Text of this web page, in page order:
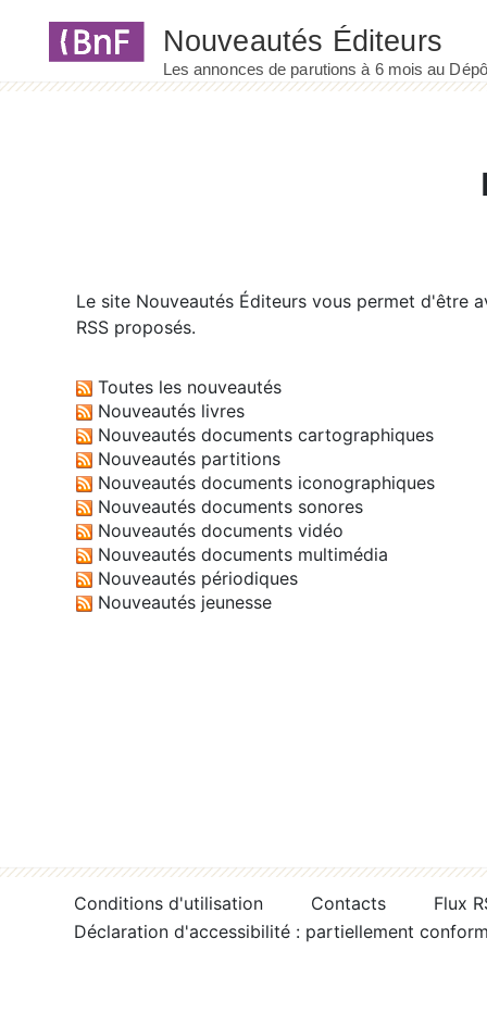
Le site Nouveautés Éditeurs vous permet d'être
RSS proposés.
Toutes les nouveautés
Nouveautés livres
Nouveautés documents cartographiques
Nouveautés partitions
Nouveautés documents iconographiques
Nouveautés documents sonores
Nouveautés documents vidéo
Nouveautés documents multimédia
Nouveautés périodiques
Nouveautés jeunesse
Conditions d'utilisation Contacts
Flux
Déclaration d'accessibilité : partiellement